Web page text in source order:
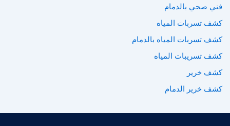
فني صحي بالدمام
كشف تسربات المياه
كشف تسربات المياه بالدمام
كشف تسريبات المياه
كشف خرير
كشف خرير الدمام